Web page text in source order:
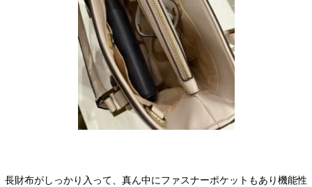
長財布がしっかり入って、真ん中にファスナーポケットもあり機能性